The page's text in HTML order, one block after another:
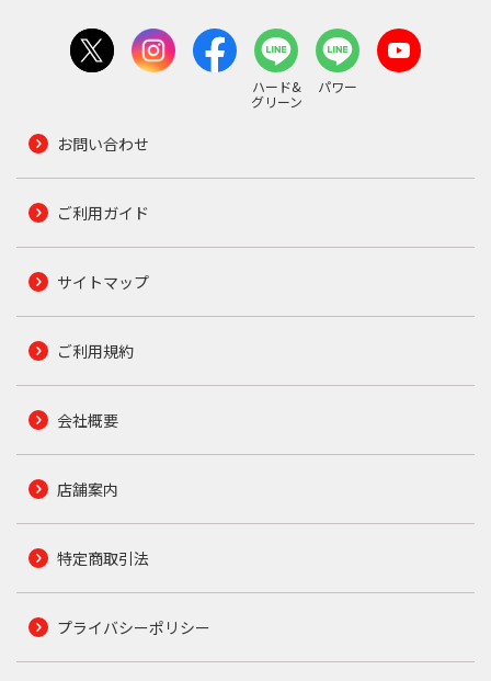
ハード&
グリーン
パワー
お問い合わせ
ご利用ガイド
サイトマップ
ご利用規約
会社概要
店舗案内
特定商取引法
プライバシーポリシー